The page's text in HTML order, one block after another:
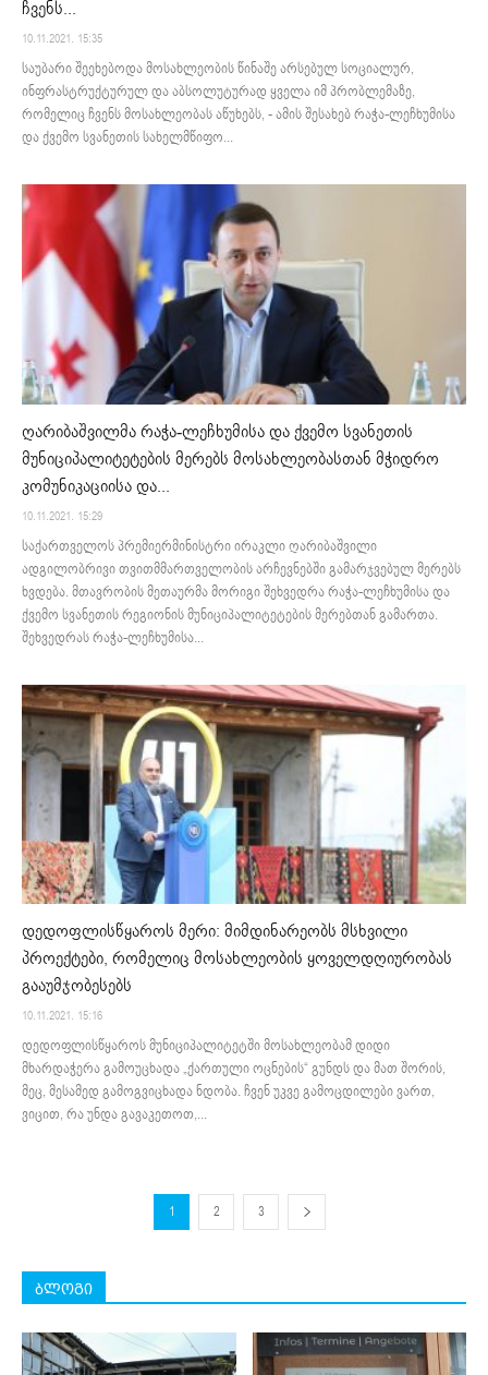
ჩვენს...
10.11.2021. 15:35
საუბარი შეეხებოდა მოსახლეობის წინაშე არსებულ სოციალურ,
ინფრასტრუქტურულ და აბსოლუტურად ყველა იმ პრობლემაზე,
რომელიც ჩვენს მოსახლეობას აწუხებს, - ამის შესახებ რაჭა-ლეჩხუმისა
და ქვემო სვანეთის სახელმწიფო...
ღარიბაშვილმა რაჭა-ლეჩხუმისა და ქვემო სვანეთის
მუნიციპალიტეტების მერებს მოსახლეობასთან მჭიდრო
კომუნიკაციისა და...
10.11.2021. 15:29
საქართველოს პრემიერმინისტრი ირაკლი ღარიბაშვილი
ადგილობრივი თვითმმართველობის არჩევნებში გამარჯვებულ მერებს
ხვდება. მთავრობის მეთაურმა მორიგი შეხვედრა რაჭა-ლეჩხუმისა და
ქვემო სვანეთის რეგიონის მუნიციპალიტეტების მერებთან გამართა.
შეხვედრას რაჭა-ლეჩხუმისა...
დედოფლისწყაროს მერი: მიმდინარეობს მსხვილი
პროექტები, რომელიც მოსახლეობის ყოველდღიურობას
გააუმჯობესებს
10.11.2021. 15:16
დედოფლისწყაროს მუნიციპალიტეტში მოსახლეობამ დიდი
მხარდაჭერა გამოუცხადა „ქართული ოცნების“ გუნდს და მათ შორის,
მეც, მესამედ გამოგვიცხადა ნდობა. ჩვენ უკვე გამოცდილები ვართ,
ვიცით, რა უნდა გავაკეთოთ,...
1 2 3
ბლოგი